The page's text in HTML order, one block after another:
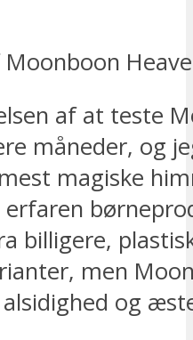
af at teste
måneder, og
magiske
erfaren
billigere,
men
og